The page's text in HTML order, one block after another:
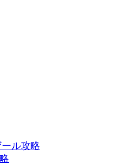
ル攻略